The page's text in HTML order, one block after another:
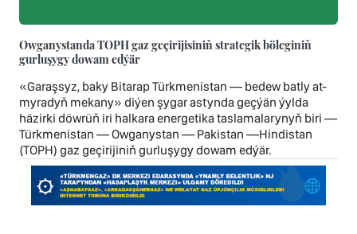
Owganystanda TOPH gaz geçirijisiniň strategik böleginiň
gurluşygy dowam edýär
«Garaşsyz, baky Bitarap Türkmenistan — bedew batly at-
myradyň mekany» diýen şygar astynda geçýän ýylda
häzirki döwrüň iri halkara energetika taslamalarynyň biri —
Türkmenistan — Owganystan — Pakistan —Hindistan
(TOPH) gaz geçirijiniň gurluşygy dowam edýär.